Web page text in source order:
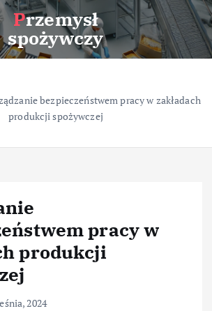
Przemysł
spożywczy
bezpieczeństwem pracy w zakładach
produkcji spożywczej
pracy w
produkcji
2024